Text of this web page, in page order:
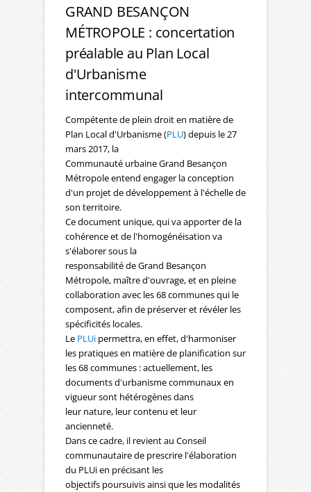
GRAND BESANÇON
MÉTROPOLE : concertation
préalable au Plan Local
d'Urbanisme
intercommunal
Compétente de plein droit en matière de
Plan Local d'Urbanisme (PLU) depuis le 27
mars 2017, la
Communauté urbaine Grand Besançon
Métropole entend engager la conception
d'un projet de développement à l'échelle de
son territoire.
Ce document unique, qui va apporter de la
cohérence et de l'homogénéisation va
s'élaborer sous la
responsabilité de Grand Besançon
Métropole, maître d'ouvrage, et en pleine
collaboration avec les 68 communes qui le
composent, afin de préserver et révéler les
spécificités locales.
Le PLUi permettra, en effet, d'harmoniser
les pratiques en matière de planification sur
les 68 communes : actuellement, les
documents d'urbanisme communaux en
vigueur sont hétérogènes dans
leur nature, leur contenu et leur
ancienneté.
Dans ce cadre, il revient au Conseil
communautaire de prescrire l'élaboration
du PLUi en précisant les
objectifs poursuivis ainsi que les modalités